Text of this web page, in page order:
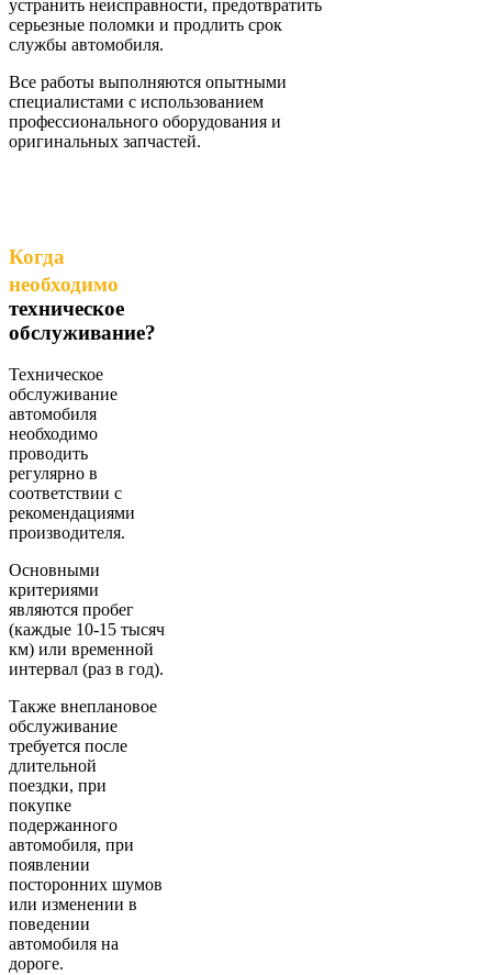
устранить неисправности, предотвратить
серьезные поломки и продлить срок
службы автомобиля.
Все работы выполняются опытными
специалистами с использованием
профессионального оборудования и
оригинальных запчастей.
Когда
необходимо
техническое
обслуживание?
Техническое
обслуживание
автомобиля
необходимо
проводить
регулярно в
соответствии с
рекомендациями
производителя.
Основными
критериями
являются пробег
(каждые 10-15 тысяч
км) или временной
интервал (раз в год).
Также внеплановое
обслуживание
требуется после
длительной
поездки, при
покупке
подержанного
автомобиля, при
появлении
посторонних шумов
или изменении в
поведении
автомобиля на
дороге.